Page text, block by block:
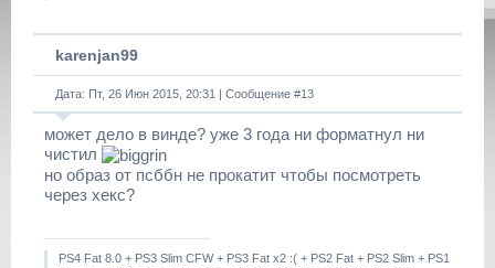
karenjan99
Дата: Пт, 26 Июн 2015, 20:31 | Сообщение #13
может дело в винде? уже 3 года ни форматнул ни
чистил
но образ от псббн не прокатит чтобы посмотреть
через хекс?
PS4 Fat 8.0 + PS3 Slim CFW + PS3 Fat x2 :( + PS2 Fat + PS2 Slim + PS1